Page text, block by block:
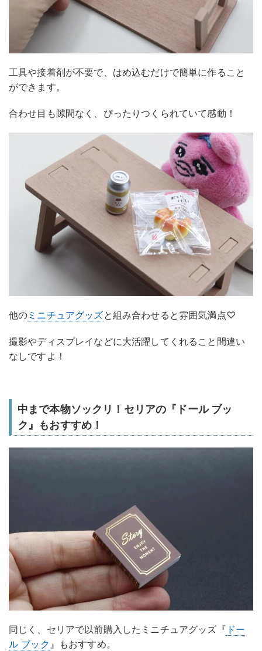
工具や接着剤が不要で、はめ込むだけで簡単に作ること
ができます。
合わせ目も隙間なく、ぴったりつくられていて感動！
他の ミニチュアグッズと組み合わせると雰囲気満点♡
撮影やディスプレイなどに大活躍してくれること間違い
なしですよ！
中まで本物ソックリ！セリアの『ドール ブッ
ク』もおすすめ！
同じく、セリアで以前購入したミニチュアグッズ『 ドー
ル ブック 』もおすすめ。